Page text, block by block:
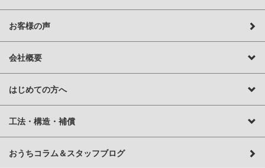
お客様の声
会社概要
はじめての方へ
工法・構造・補償
おうちコラム＆スタッフブログ